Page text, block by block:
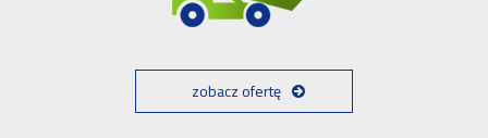
zobacz ofertę